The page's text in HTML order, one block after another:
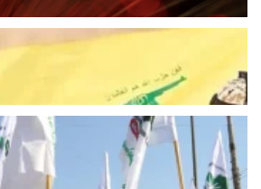
طريق الحزب إلى دمشق ما زالت طويلة؟
أغسطس 8, 2026
العراق يرفع السقف… السلاح المنفلت
على لائحة الإرهاب
اخبار دولية أغسطس 8, 2026